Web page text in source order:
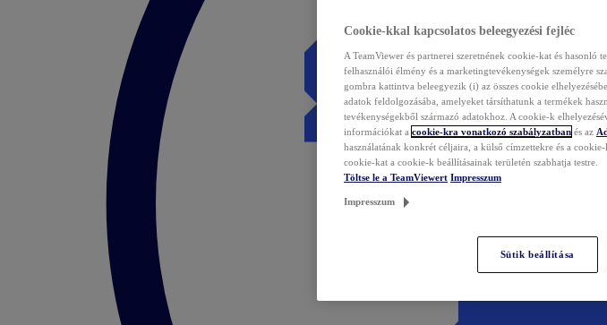
Cookie-kkal kapcsolatos beleegyezési fejléc
A TeamViewer és partnerei szeretnének cookie-kat és hasonló
felhasználói élmény és a marketingtevékenységek személyre
gombra kattintva beleegyezik (i) az összes cookie
adatok feldolgozásába, amelyeket társíthatunk a termékek
tevékenységekből származó adatokhoz. A cookie-k
információkat a cookie-kra vonatkozó szabályzatban és az
használatának konkrét céljaira, a külső címzettekre és a
cookie-kat a cookie-k beállításainak területén szabhatja testre.
Töltse le a TeamViewert Impresszum
Impresszum
Sütik beállítása